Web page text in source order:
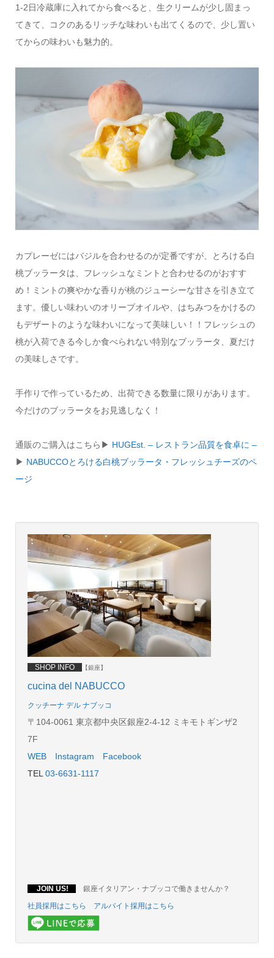
1-2日冷蔵庫に入れてから食べると、生クリームが少し固まっ
てきて、コクのあるリッチな味わいも出てくるので、少し置い
てからの味わいも魅力的。
カプレーゼにはバジルを合わせるのが定番ですが、とろける白
桃ブッラータは、フレッシュなミントと合わせるのがおすす
め！ミントの爽やかな香りが桃のジューシーな甘さを引き立て
ます。優しい味わいのオリーブオイルや、はちみつをかけるの
もデザートのような味わいになって美味しい！！フレッシュの
桃が入荷できる今しか食べられない特別なブッラータ、夏だけ
の美味しさです。
手作りで作っているため、出荷できる数量に限りがあります。
今だけのブッラータをお見逃しなく！
通販のご購入はこちら▶︎ HUGEst. – レストラン品質を食卓に –
▶︎ NABUCCOとろける白桃ブッラータ・フレッシュチーズのペ
ージ
SHOP INFO 【銀座】
cucina del NABUCCO
クッチーナ デル ナブッコ
〒104-0061 東京都中央区銀座2-4-12 ミキモトギンザ2
7F
WEB
Instagram
Facebook
TEL 03-6631-1117
JOIN US!
銀座イタリアン・ナブッコで働きませんか？
社員採用はこちら
アルバイト採用はこちら